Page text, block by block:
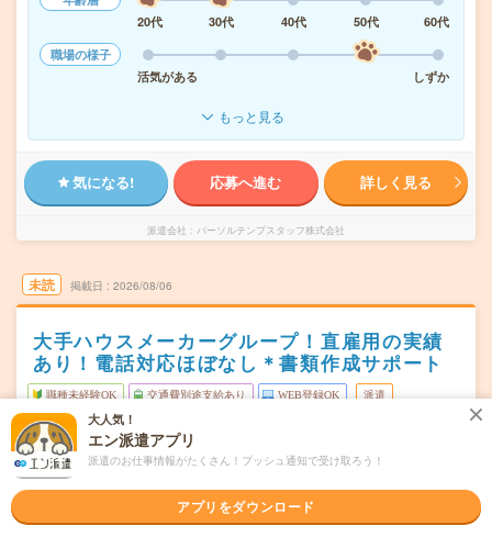
20代
30代 40代 50代
60代
職場の様子
活気がある
しずか
もっと見る
気になる! 応募へ進む 詳しく見る
派遣会社 パーソルテンプスタッフ株式会社
未読 掲載日 2026/08/06
大手ハウスメーカーグループ！直雇用の実績
あり！電話対応ほぼなし＊書類作成サポート
職種未経験OK 交通費別途支給あり WEB登録OK 派遣
勤務地
大阪市中央区
本町駅から徒歩4分／堺筋本町駅から徒歩3分／淀屋橋駅か
月・火・木・金・土・祝(週5日) ※水日休み（毎月プラス
で1日希望休取れます☆）※年間休日121日！
大人気！
エン派遣アプリ
派遣のお仕事情報がたくさん！プッシュ通知で受け取ろう！
アプリをダウンロード